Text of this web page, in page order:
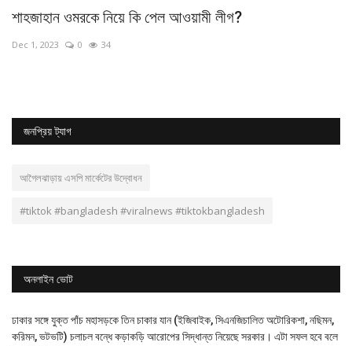
শাহজাহান ওমরকে নিয়ে কি পেল আওয়ামী লীগ?
Dec 1, 2023 0 34
জনপ্রিয় ট্যাগ
আগৈলঝাড়ায় এসপি মার্কেটের উদ্বোধন
#tiktok #bangladesh #viralnews #tiktokbangladesh
অনলাইন ভোট
ঢাকার সঙ্গে যুক্ত পাঁচ মহাসড়কে তিন চাকার যান (ইজিবাইক, সিএনজিচালিত অটোরিকশা, নছিমন,
করিমন, ভটভটি) চলাচল বন্ধে কড়াকড়ি আরোপের সিদ্ধান্ত নিয়েছে সরকার। এটা সফল হবে বলে